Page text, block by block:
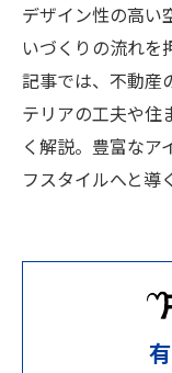
デザイン性の高い
いづくりの流れを
記事では、不動産
テリアの工夫や住
く解説。豊富なア
フスタイルへと導